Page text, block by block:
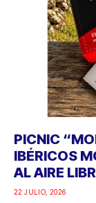
PICNIC
IBÉRICOS
AL AIRE
22 JULIO, 2026